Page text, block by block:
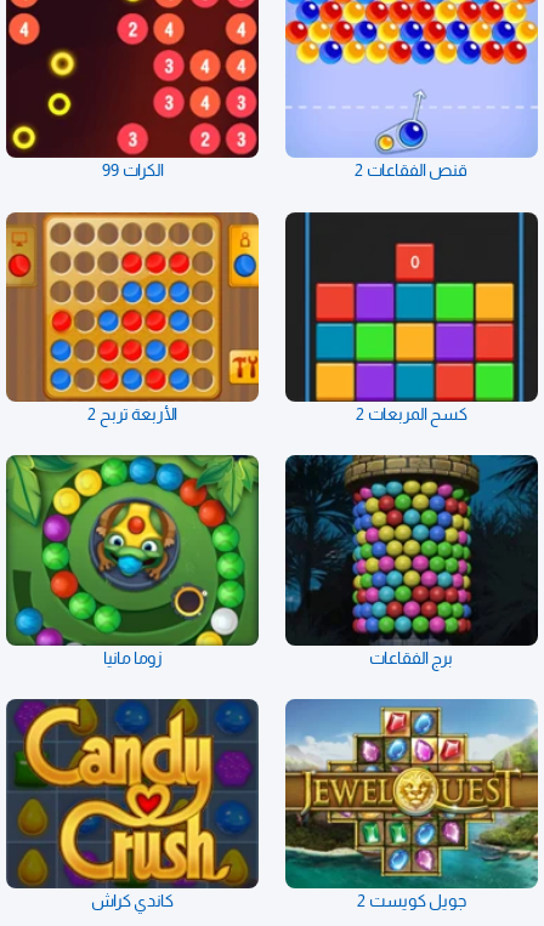
قنص الفقاعات 2 الكرات 99
كسح المربعات 2 الأربعة تربح 2
برج الفقاعات زوما مانيا
جويل كويست 2 كاندي كراش